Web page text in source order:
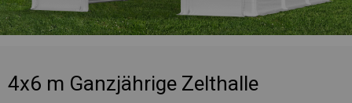
4x6 m Ganzjährige Zelthalle